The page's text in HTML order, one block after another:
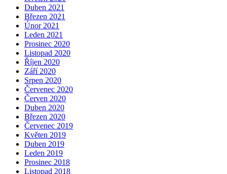
Duben 2021
Březen 2021
Únor 2021
Leden 2021
Prosinec 2020
Listopad 2020
Říjen 2020
Září 2020
Srpen 2020
Červenec 2020
Červen 2020
Duben 2020
Březen 2020
Červenec 2019
Květen 2019
Duben 2019
Leden 2019
Prosinec 2018
Listopad 2018